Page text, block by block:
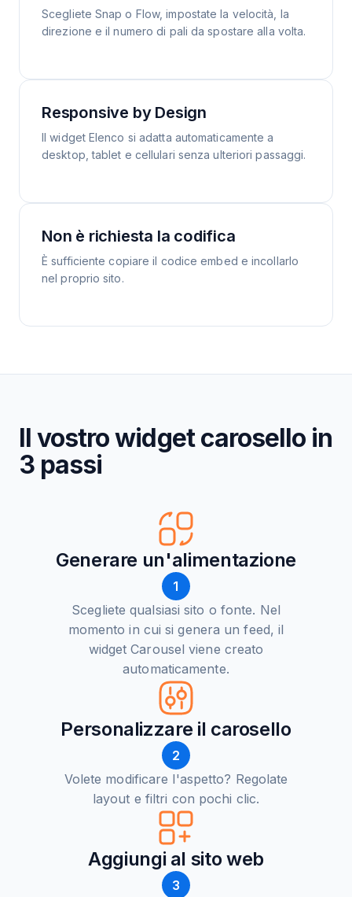
Scegliete Snap o Flow, impostate la velocità, la
direzione e il numero di pali da spostare alla volta.
Responsive by Design
Il widget Elenco si adatta automaticamente a
desktop, tablet e cellulari senza ulteriori passaggi.
Non è richiesta la codifica
È sufficiente copiare il codice embed e incollarlo
nel proprio sito.
Il vostro widget carosello in
3 passi
Generare un'alimentazione
1
Scegliete qualsiasi sito o fonte. Nel
momento in cui si genera un feed, il
widget Carousel viene creato
automaticamente.
Personalizzare il carosello
2
Volete modificare l'aspetto? Regolate
layout e filtri con pochi clic.
Aggiungi al sito web
3